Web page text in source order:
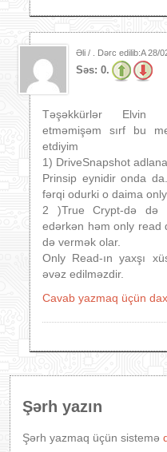
Əli / . Dərc edilib:A28/
Səs: 0.
Təşəkkürlər Elvin
etməmişəm sırf bu
etdiyim
1) DriveSnapshot
Prinsip eynidir onda
fərqi odurki o daima
2 )True Crypt-də də
edərkən həm only read
də vermək olar.
Only Read-ın yaxşı
əvəz edilməzdir.
Cavab yazmaq üçün
Şərh yazın
Şərh yazmaq üçün sistemə